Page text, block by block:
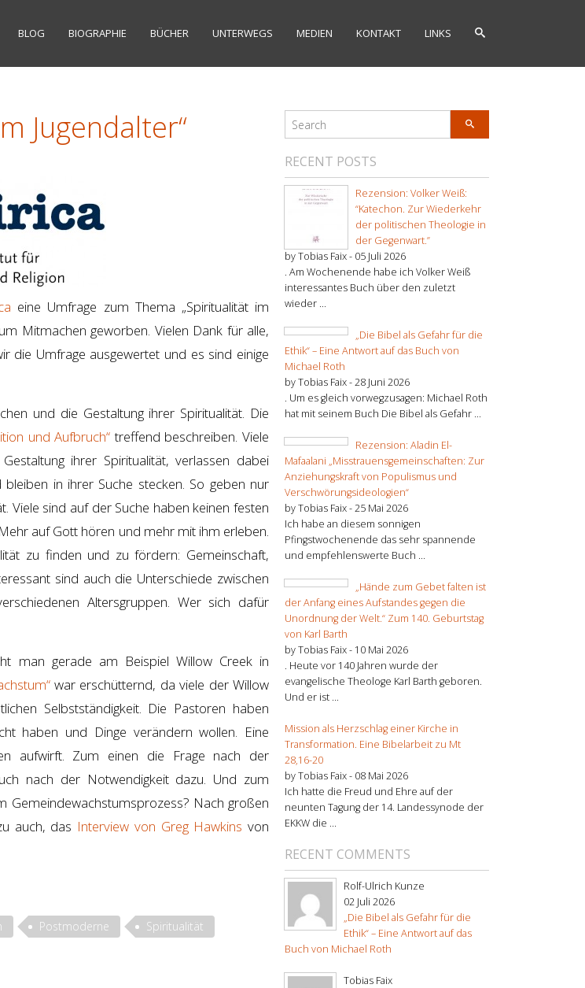
BLOG BIOGRAPHIE BÜCHER UNTERWEGS MEDIEN KONTAKT LINKS
Jugendalter“
eine Umfrage zum Thema „Spiritualität im
Mitmachen geworben. Vielen Dank für alle,
die Umfrage ausgewertet und es sind einige
und die Gestaltung ihrer Spiritualität. Die
und Aufbruch“ treffend beschreiben. Viele
ihrer Spiritualität, verlassen dabei
in ihrer Suche stecken. So geben nur
Viele sind auf der Suche haben keinen festen
auf Gott hören und mehr mit ihm erleben.
zu finden und zu fördern: Gemeinschaft,
sind auch die Unterschiede zwischen
Altersgruppen. Wer sich dafür
man gerade am Beispiel Willow Creek in
war erschütternd, da viele der Willow
Selbstständigkeit. Die Pastoren haben
haben und Dinge verändern wollen. Eine
aufwirft. Zum einen die Frage nach der
nach der Notwendigkeit dazu. Und zum
Gemeindewachstumsprozess? Nach großen
auch, das Interview von Greg Hawkins von
Postmoderne Spiritualität
RECENT POSTS
Rezension: Volker Weiß:
“Katechon. Zur Wiederkehr
der politischen Theologie in
der Gegenwart.”
by Tobias Faix - 05 Juli 2026
. Am Wochenende habe ich Volker Weiß
interessantes Buch über den zuletzt
wieder ...
„Die Bibel als Gefahr für die
Ethik“ – Eine Antwort auf das Buch von
Michael Roth
by Tobias Faix -28 Juni 2026
. Um es gleich vorwegzusagen: Michael Roth
hat mit seinem Buch Die Bibel als Gefahr ...
Rezension: Aladin El-
Mafaalani „Misstrauensgemeinschaften: Zur
Anziehungskraft von Populismus und
Verschwörungsideologien“
by Tobias Faix -25 Mai 2026
Ich habe an diesem sonnigen
Pfingstwochenende das sehr spannende
und empfehlenswerte Buch ...
„Hände zum Gebet falten ist
der Anfang eines Aufstandes gegen die
Unordnung der Welt.“ Zum 140. Geburtstag
von Karl Barth
by Tobias Faix - 10 Mai 2026
. Heute vor 140 Jahren wurde der
evangelische Theologe Karl Barth geboren.
Und er ist ...
Mission als Herzschlag einer Kirche in
Transformation. Eine Bibelarbeit zu Mt
28,16-20
by Tobias Faix - 08 Mai 2026
Ich hatte die Freud und Ehre auf der
neunten Tagung der 14. Landessynode der
EKKW die ...
RECENT COMMENTS
Rolf-Ulrich Kunze
02 Juli 2026
„Die Bibel als Gefahr für die
Ethik“ – Eine Antwort auf das
Buch von Michael Roth
Tobias Faix